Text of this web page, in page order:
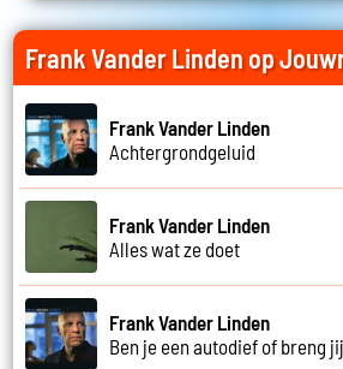
Frank Vander Linden op
Frank Vander Linden
Achtergrondgeluid
Frank Vander Linden
Alles wat ze doet
Frank Vander Linden
Ben je een autodief of breng